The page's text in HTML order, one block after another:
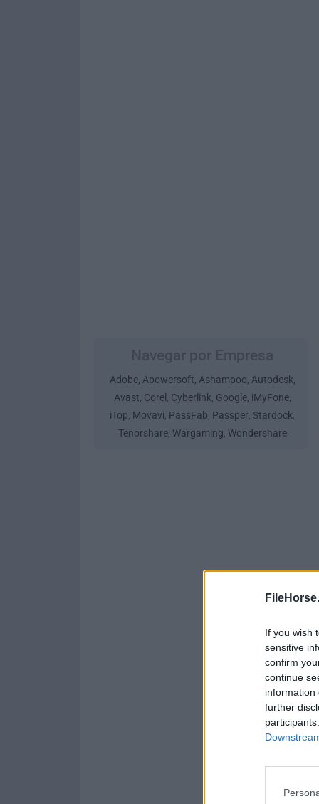
If you wish
sensitive
confirm
continue
information
further
Adobe, Apowersoft, Ashampoo, Autodesk,
Avast, Corel , Cyberlink, Google, iMyFone,
iTop, Movavi, PassFab, Passper, Stardock,
Tenorshare, Wargaming, Wondershare